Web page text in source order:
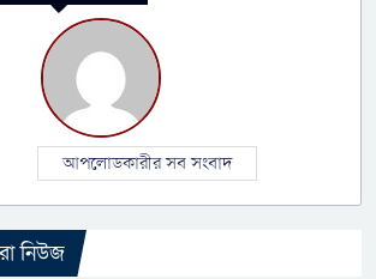
আপলোডকারীর সব সংবাদ
নিউজ